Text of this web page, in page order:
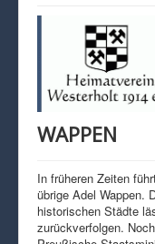
KONTAKT
IMPRESSUM
DATENSCHUTZ
WAPPEN
In früheren Zeiten
übrige Adel Wappen.
historischen Städte
zurückverfolgen.